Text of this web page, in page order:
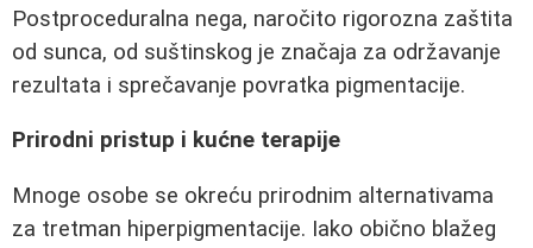
Postproceduralna nega, naročito rigorozna zaštita
od sunca, od suštinskog je značaja za održavanje
rezultata i sprečavanje povratka pigmentacije.
Prirodni pristup i kućne terapije
Mnoge osobe se okreću prirodnim alternativama
za tretman hiperpigmentacije. Iako obično blažeg